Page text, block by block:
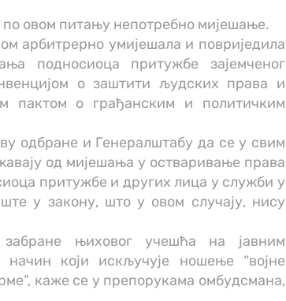
по овом питању непотребно мијешање.
арбитрерно умијешала и повриједила
подносиоца притужбе зајемченог
о заштити људских права и
пактом о грађанским и политичким
одбране и Генералштабу да се у свим
од мијешања у остваривање права
притужбе и других лица у служби у
у закону, што у овом случају, нису
њиховог учешћа на јавним
који искључује ношење “војне
каже се у препорукама омбудсмана,